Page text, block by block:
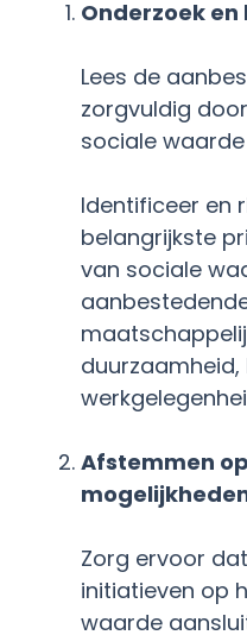
Onderzoek
Lees de
zorgvuldig
sociale
Identificeer en
belangrijkste
van sociale
duurzaamheid,
Afstemmen
Zorg ervoor
initiatieven op
waarde